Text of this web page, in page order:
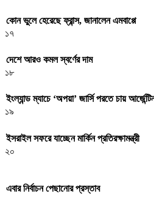
কোন ভুলে হেরেছে ফ্রান্স, জানালেন এমবাপ্পে
১৭
দেশে আরও কমল স্বর্ণের দাম
১৮
ইংল্যান্ড ম্যাচে ‘অপয়া’ জার্সি পরতে চায়
১৯
ইসরাইল সফরে যাচ্ছেন মার্কিন প্রতিরক্ষামন্ত্রী
২০
এবার নির্বাচন পেছানোর প্রস্তাব